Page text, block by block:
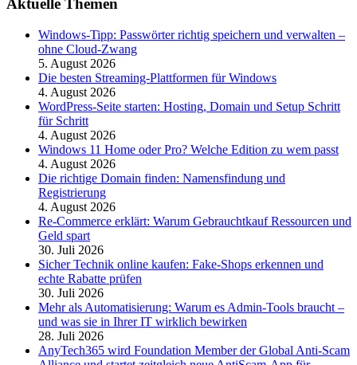
Aktuelle Themen
Windows-Tipp: Passwörter richtig speichern und verwalten –
ohne Cloud-Zwang
5. August 2026
Die besten Streaming-Plattformen für Windows
4. August 2026
WordPress-Seite starten: Hosting, Domain und Setup Schritt
für Schritt
4. August 2026
Windows 11 Home oder Pro? Welche Edition zu wem passt
4. August 2026
Die richtige Domain finden: Namensfindung und
Registrierung
4. August 2026
Re-Commerce erklärt: Warum Gebrauchtkauf Ressourcen und
Geld spart
30. Juli 2026
Sicher Technik online kaufen: Fake-Shops erkennen und
echte Rabatte prüfen
30. Juli 2026
Mehr als Automatisierung: Warum es Admin-Tools braucht –
und was sie in Ihrer IT wirklich bewirken
28. Juli 2026
AnyTech365 wird Foundation Member der Global Anti-Scam